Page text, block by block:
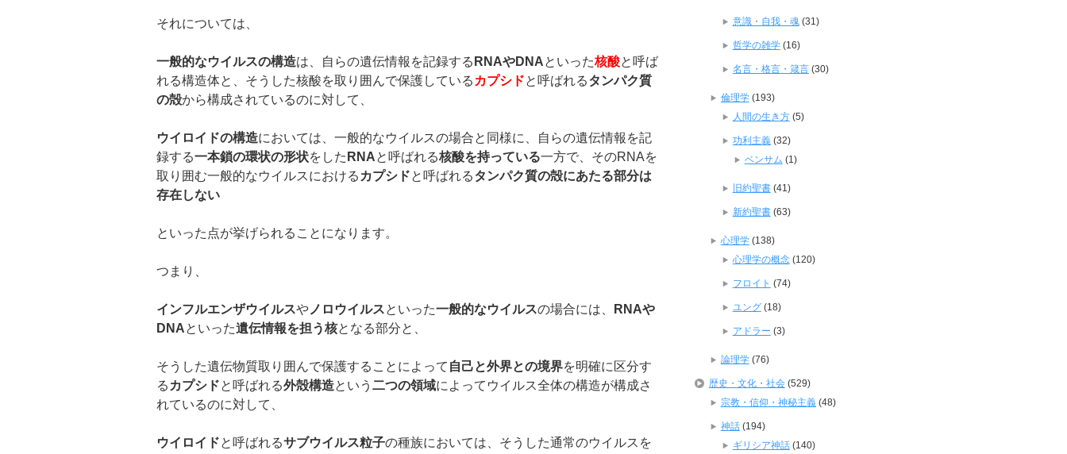
それについては、
一般的なウイルスの構造は、自らの遺伝情報を記録する RNAやDNAといった核酸と呼ば
れる構造体と、そうした核酸を取り囲んで保護している カプシドと呼ばれるタンパク質
の殻から構成されているのに対して、
ウイロイドの構造においては、一般的なウイルスの場合と同様に、自らの遺伝情報を記
録する一本鎖の環状の形状をした RNAと呼ばれる核酸を持っている一方で、そのRNAを
取り囲む一般的なウイルスにおける カプシドと呼ばれるタンパク質の殻にあたる部分は
存在しない
といった点が挙げられることになります。
つまり、
インフルエンザウイルスや ノロウイルスといった一般的なウイルスの場合には、 RNAや
DNAといった遺伝情報を担う核となる部分と、
そうした遺伝物質取り囲んで保護することによって 自己と外界との境界を明確に区分す
る カプシドと呼ばれる外殻構造という 二つの領域によってウイルス全体の構造が構成さ
れているのに対して、
ウイロイドと呼ばれるサブウイルス粒子の種族においては、そうした通常のウイルスを
意識・自我・魂(31)
哲学の雑学(16)
名言・格言・箴言(30)
倫理学(193)
人間の生き方(5)
功利主義(32)
ベンサム (1)
旧約聖書(41)
新約聖書(63)
心理学(138)
心理学の概念(120)
フロイト (74)
ユング(18)
アドラー (3)
論理学(76)
歴史・文化・社会(529)
宗教・信仰・神秘主義(48)
神話(194)
ギリシア神話(140)